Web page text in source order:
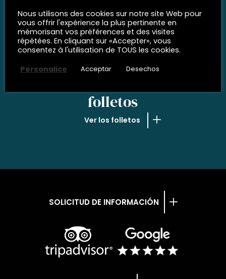
folletos
Ver los folletos
SOLICITUD DE INFORMACIÓN
Nous utilisons des cookies sur notre site Web pour
vous offrir l'expérience la plus pertinente en
mémorisant vos préférences et des visites
répétées. En cliquant sur «Accepter», vous
consentez à l'utilisation de TOUS les cookies.
Personalice
Acceptar Desechos